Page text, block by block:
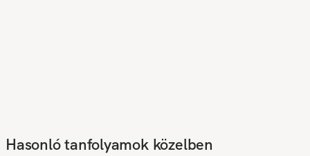
Hasonló tanfolyamok közelben